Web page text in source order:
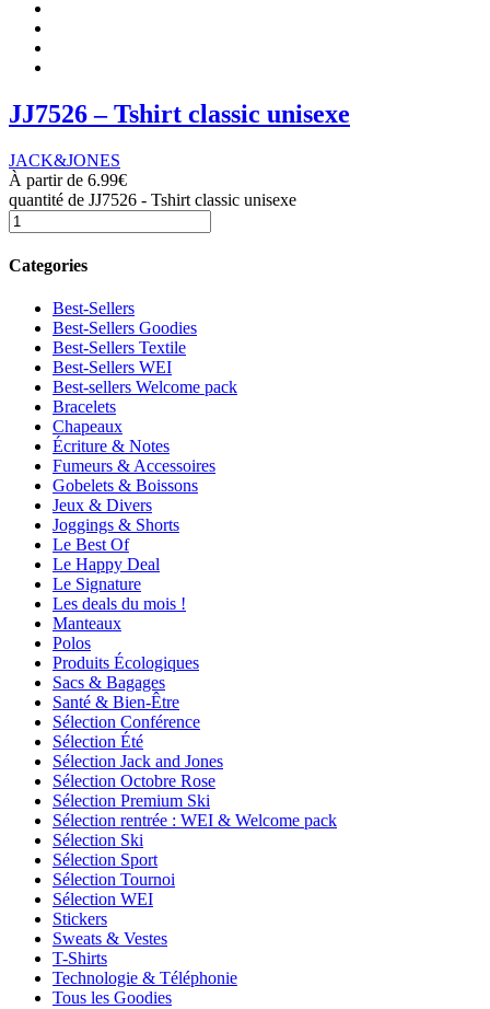
JJ7526 – Tshirt classic unisexe
JACK&JONES
À partir de 6.99€
quantité de JJ7526 - Tshirt classic unisexe
Categories
Best-Sellers
Best-Sellers Goodies
Best-Sellers Textile
Best-Sellers WEI
Best-sellers Welcome pack
Bracelets
Chapeaux
Écriture & Notes
Fumeurs & Accessoires
Gobelets & Boissons
Jeux & Divers
Joggings & Shorts
Le Best Of
Le Happy Deal
Le Signature
Les deals du mois !
Manteaux
Polos
Produits Écologiques
Sacs & Bagages
Santé & Bien-Être
Sélection Conférence
Sélection Été
Sélection Jack and Jones
Sélection Octobre Rose
Sélection Premium Ski
Sélection rentrée : WEI & Welcome pack
Sélection Ski
Sélection Sport
Sélection Tournoi
Sélection WEI
Stickers
Sweats & Vestes
T-Shirts
Technologie & Téléphonie
Tous les Goodies